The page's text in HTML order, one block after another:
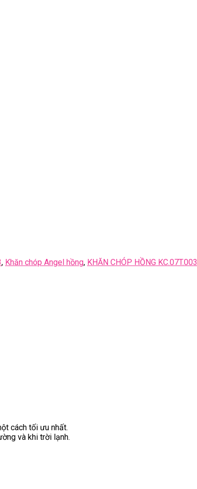
, Khăn chóp Angel hồng, KHĂN CHÓP HỒNG KC.07T.003
cách tối ưu nhất.
và khi trời lạnh.